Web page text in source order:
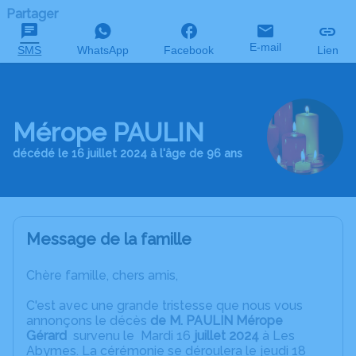
Partager
SMS WhatsApp Facebook E-mail Lien
Mérope PAULIN
décédé le 16 juillet 2024 à l'âge de 96 ans
Message de la famille
Chère famille, chers amis,
C'est avec une grande tristesse que nous vous
annonçons le décès de M. PAULIN Mérope
Gérard survenu le Mardi 16 juillet 2024 à Les
Abymes. La cérémonie se déroulera le jeudi 18